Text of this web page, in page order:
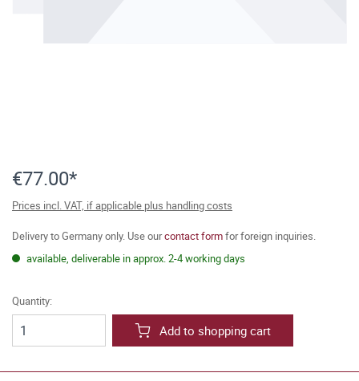
€77.00*
Prices incl. VAT, if applicable plus handling costs
Delivery to Germany only. Use ourcontact formfor foreign inquiries.
available, deliverable in approx. 2-4 working days
Quantity:
Add to shopping cart